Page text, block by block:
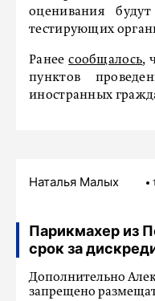
оценивания
тестирующих
Ранеесообщалось,
пунктов
иностранных
Наталья Малых
Парикмахер из
срок за
Дополнительно
запрещено